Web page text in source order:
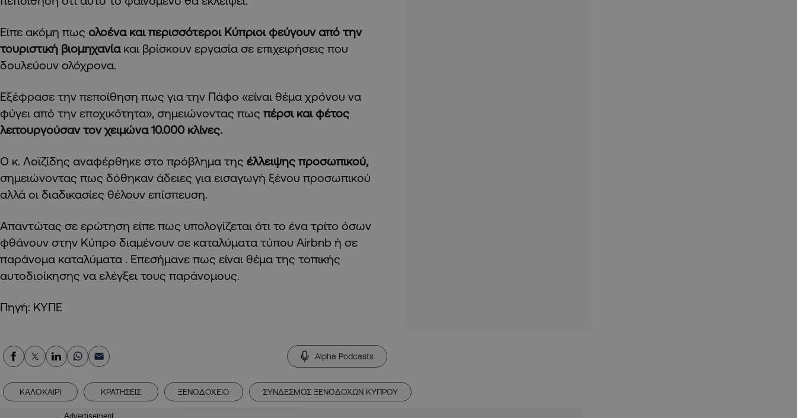
Είπε ακόμη πως ολοένα και περισσότεροι Κύπριοι φεύγουν από την
τουριστική βιομηχανία και βρίσκουν εργασία σε επιχειρήσεις που
δουλεύουν ολόχρονα.
Εξέφρασε την πεποίθηση πως για την Πάφο «είναι θέμα χρόνου να
φύγει από την εποχικότητα», σημειώνοντας πως πέρσι και φέτος
λειτουργούσαν τον χειμώνα 10.000 κλίνες.
Ο κ. Λοϊζίδης αναφέρθηκε στο πρόβλημα της έλλειψης προσωπικού,
σημειώνοντας πως δόθηκαν άδειες για εισαγωγή ξένου προσωπικού
αλλά οι διαδικασίες θέλουν επίσπευση.
Απαντώτας σε ερώτηση είπε πως υπολογίζεται ότι το ένα τρίτο όσων
φθάνουν στην Κύπρο διαμένουν σε καταλύματα τύπου Airbnb ή σε
παράνομα καταλύματα . Επεσήμανε πως είναι θέμα της τοπικής
αυτοδιοίκησης να ελέγξει τους παράνομους.
Πηγή: ΚΥΠΕ
Alpha Podcasts
ΚΑΛΟΚΑΙΡΙ ΚΡΑΤΗΣΕΙΣ ΞΕΝΟΔΟΧΕΙΟ ΣΥΝΔΕΣΜΟΣ ΞΕΝΟΔΟΧΩΝ ΚΥΠΡΟΥ
Advertisement